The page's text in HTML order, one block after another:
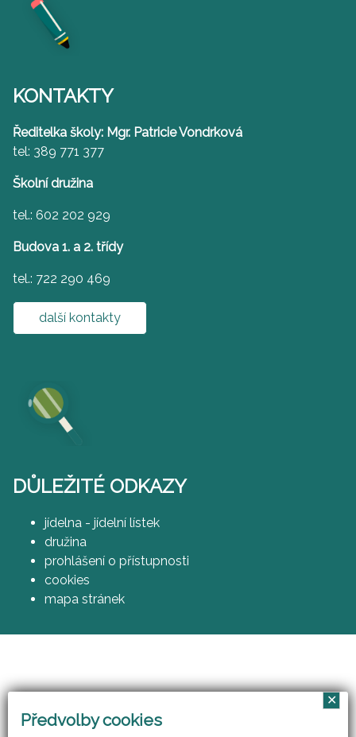
KONTAKTY
Ředitelka školy: Mgr. Patricie Vondrková
tel: 389 771 377
Školní družina
tel.: 602 202 929
Budova 1. a 2. třídy
tel.: 722 290 469
další kontakty
DŮLEŽITÉ ODKAZY
jídelna - jídelní lístek
družina
prohlášení o přístupnosti
cookies
mapa stránek
(CZ.1.07/1.3.00/51.0007)
Předvolby cookies
✕